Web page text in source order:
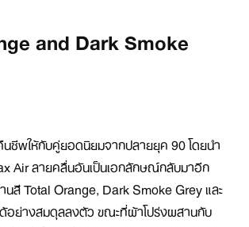
and Dark Smoke
ชีพให้กับคู่ยอดนิยมจากปลายยุค 90 โดยนำ
Air ลายคลื่นอันเป็นเอกลักษณ์กลับมาอีก
สี Total Orange, Dark Smoke Grey และ
อย่างสมดุลลงตัว ขณะที่ผ้าโปร่งผสานกับ